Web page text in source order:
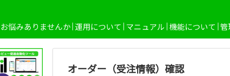
悩みありませんか 運用について マニュアル 機能について 管
オーダー（受注情報）確認